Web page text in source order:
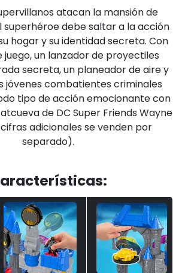
atacan la mansión de
superhéroe debe saltar a la acción
hogar y su identidad secreta. Con
juego, un lanzador de proyectiles
secreta, un planeador de aire y
jóvenes combatientes criminales
tipo de acción emocionante con
de DC Super Friends Wayne
adicionales se venden por
separado).